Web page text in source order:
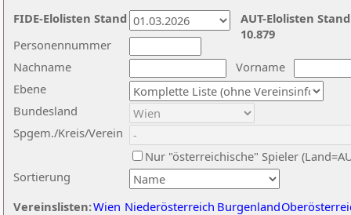
Nachname
Vorname
Ebene
Sortierung
Personennummer
Bundesland
Spgem./Kreis/Verein
Nur "österreichische" Spieler
Vereinslisten:Wien Niederösterreich Burgenland
AUT-Elolisten
10.879
FIDE-Elolisten Stand